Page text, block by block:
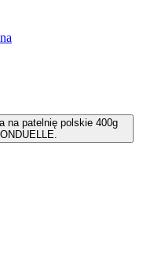
na patelnię polskie 400g